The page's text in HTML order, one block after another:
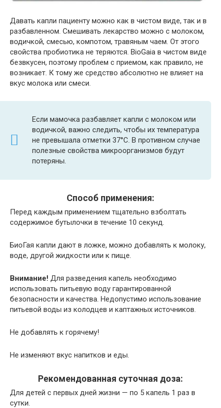
Давать капли пациенту можно как в чистом виде, так и в
разбавленном. Смешивать лекарство можно с молоком,
водичкой, смесью, компотом, травяным чаем. От этого
свойства пробиотика не теряются. BioGaia в чистом виде
безвкусен, поэтому проблем с приемом, как правило, не
возникает. К тому же средство абсолютно не влияет на
вкус молока или смеси.
Если мамочка разбавляет капли с молоком или
водичкой, важно следить, чтобы их температура
не превышала отметки 37°C. В противном случае
полезные свойства микроорганизмов будут
потеряны.
Способ применения:
Перед каждым применением тщательно взболтать
содержимое бутылочки в течение 10 секунд.
БиоГая капли дают в ложке, можно добавлять к молоку,
воде, другой жидкости или к пище.
Внимание! Для разведения капель необходимо
использовать питьевую воду гарантированной
безопасности и качества. Недопустимо использование
питьевой воды из колодцев и каптажных источников.
Не добавлять к горячему!
Не изменяют вкус напитков и еды.
Рекомендованная суточная доза:
Для детей с первых дней жизни — по 5 капель 1 раз в
сутки.